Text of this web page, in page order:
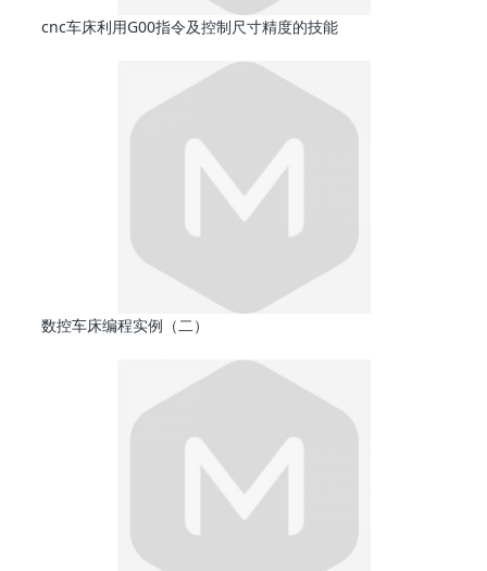
cnc车床利用G00指令及控制尺寸精度的技能
数控车床编程实例（二）